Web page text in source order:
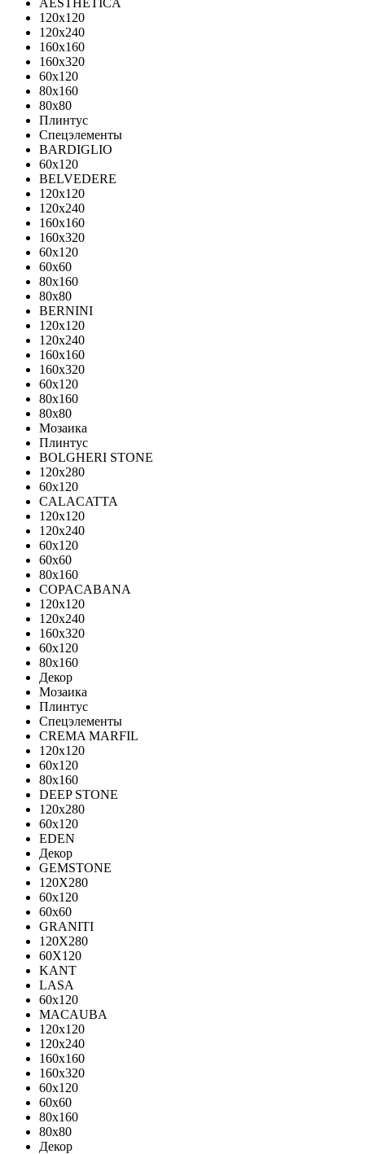
AESTHETICA
120x120
120x240
160x160
160x320
60x120
80x160
80x80
Плинтус
Спецэлементы
BARDIGLIO
60x120
BELVEDERE
120x120
120x240
160x160
160x320
60x120
60x60
80x160
80x80
BERNINI
120x120
120x240
160x160
160x320
60x120
80x160
80x80
Мозаика
Плинтус
BOLGHERI STONE
120x280
60x120
CALACATTA
120x120
120x240
60x120
60x60
80x160
COPACABANA
120x120
120x240
160x320
60x120
80x160
Декор
Мозаика
Плинтус
Спецэлементы
CREMA MARFIL
120x120
60x120
80x160
DEEP STONE
120х280
60х120
EDEN
Декор
GEMSTONE
120X280
60x120
60x60
GRANITI
120X280
60X120
KANT
LASA
60x120
MACAUBA
120x120
120x240
160x160
160x320
60x120
60x60
80x160
80x80
Декор